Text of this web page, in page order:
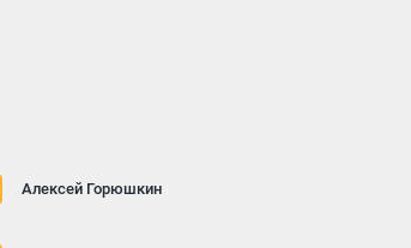
Алексей Горюшкин